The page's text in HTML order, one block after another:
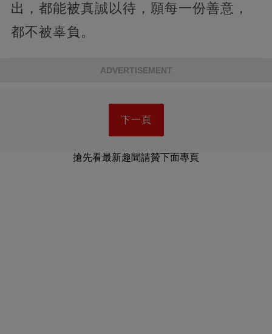
出，都能被真誠以待，願每一份善意，
都不被辜負。
ADVERTISEMENT
下一頁
搶先看最新趣聞請贊下面專頁